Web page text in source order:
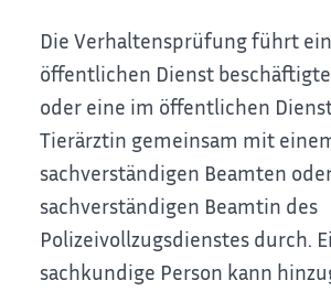
Die Verhaltensprüfung führt
öffentlichen Dienst
oder eine im öffentlichen
Tierärztin gemeinsam mit
sachverständigen Beamten
sachverständigen Beamtin des
Polizeivollzugsdienstes durch.
sachkundige Person kann